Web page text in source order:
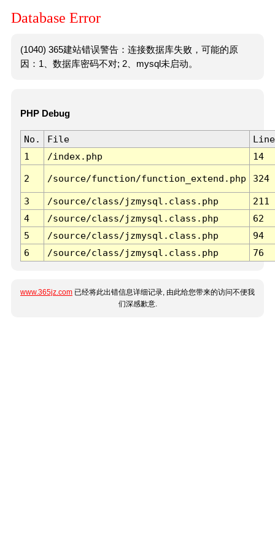
Database Error
(1040) 365建站错误警告：连接数据库失败，可能的原
因：1、数据库密码不对; 2、mysql未启动。
PHP Debug
No. File
Line
1
/index.php 14
2 /source/function/function_extend.php 324
3 /source/class/jzmysql.class.php
211
4
/source/class/jzmysql.class.php
62
5
/source/class/jzmysql.class.php
94
6
/source/class/jzmysql.class.php 76
www.365jz.com 已经将此出错信息详细记录, 由此给您带来的访问不便我
们深感歉意.